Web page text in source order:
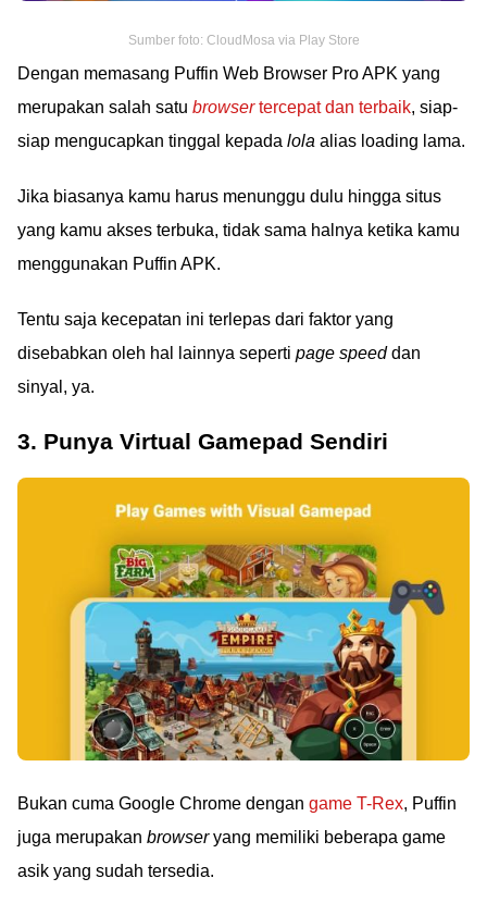
Sumber foto: CloudMosa via Play Store
Dengan memasang Puffin Web Browser Pro APK yang
merupakan salah satu browsertercepat dan terbaik, siap-
siap mengucapkan tinggal kepada lola alias loading lama.
Jika biasanya kamu harus menunggu dulu hingga situs
yang kamu akses terbuka, tidak sama halnya ketika kamu
menggunakan Puffin APK.
Tentu saja kecepatan ini terlepas dari faktor yang
disebabkan oleh hal lainnya seperti page speeddan
sinyal, ya.
3. Punya Virtual Gamepad Sendiri
Bukan cuma Google Chrome dengan game T-Rex, Puffin
juga merupakan browseryang memiliki beberapa game
asik yang sudah tersedia.